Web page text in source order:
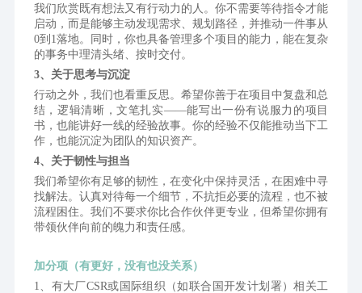
我们欣赏既有想法又有行动力的人。你不需要等待指令才能
启动，而是能够主动发现需求、规划路径，并推动一件事从
0到1落地。同时，你也具备管理多个项目的能力，能在复杂
的事务中理清头绪、按时交付。
3、关于思考与沉淀
行动之外，我们也看重反思。希望你善于在项目中复盘和总
结，逻辑清晰，文笔扎实——能写出一份有说服力的项目
书，也能讲好一线的经验故事。你的经验不仅能推动当下工
作，也能沉淀为团队的知识资产。
4、关于韧性与担当
我们希望你有足够的韧性，在变化中保持灵活，在困难中寻
找解法。认真对待每一个细节，不抗拒必要的流程，也不被
流程困住。我们不要求你比合作伙伴更专业，但希望你拥有
带领伙伴向前的魄力和责任感。
加分项（有更好，没有也没关系）
1、有大厂CSR或国际组织（如联合国开发计划署）相关工